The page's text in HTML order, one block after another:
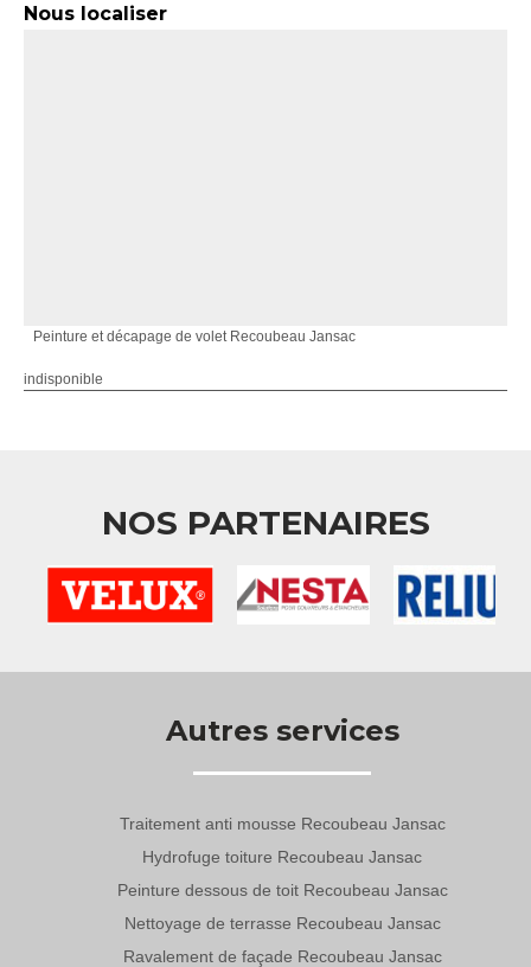
Nous localiser
Peinture et décapage de volet Recoubeau Jansac
indisponible
NOS PARTENAIRES
Autres services
Traitement anti mousse Recoubeau Jansac
Hydrofuge toiture Recoubeau Jansac
Peinture dessous de toit Recoubeau Jansac
Nettoyage de terrasse Recoubeau Jansac
Ravalement de façade Recoubeau Jansac